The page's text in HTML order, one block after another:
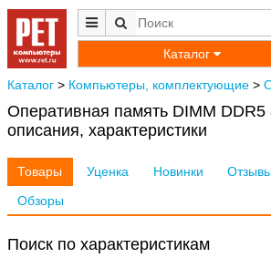
Каталог
Каталог > Компьютеры, комплектующие >
Оперативная память DIMM
описания, характеристики
Товары Уценка Новинки
Обзоры
Поиск по характеристикам